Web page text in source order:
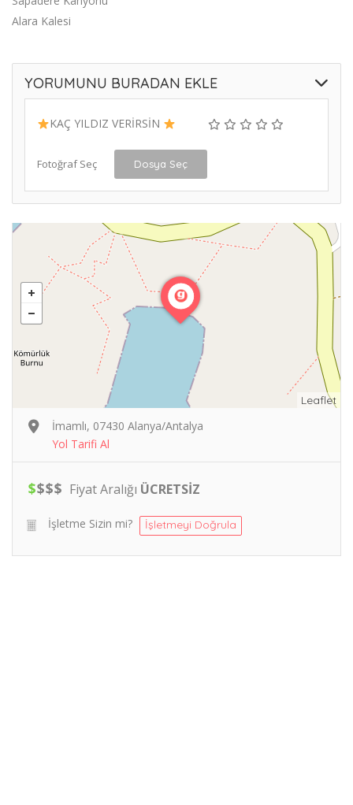
Alara Kalesi
YORUMUNU BURADAN EKLE
KAÇ YILDIZ VERİRSİN
Fotoğraf Seç Dosya Seç
Leaflet
İmamlı, 07430 Alanya/Antalya
Yol Tarifi Al
$$$$ Fiyat Aralığı ÜCRETSİZ
İşletme Sizin mi? İşletmeyi Doğrula